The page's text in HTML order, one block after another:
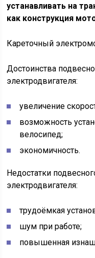
устанавливать на
как конструкция
Кареточный
Достоинства
электродвигателя:
увеличение
возможность
велосипед;
экономичность.
Недостатки
электродвигателя:
трудоёмкая
шум при работе;
повышенная